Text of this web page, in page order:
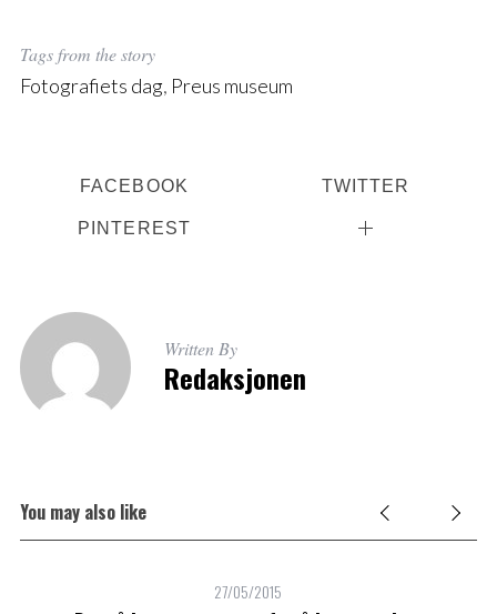
Tags from the story
Fotografiets dag, Preus museum
FACEBOOK TWITTER
PINTEREST
Written By
Redaksjonen
You may also like
27/05/2015